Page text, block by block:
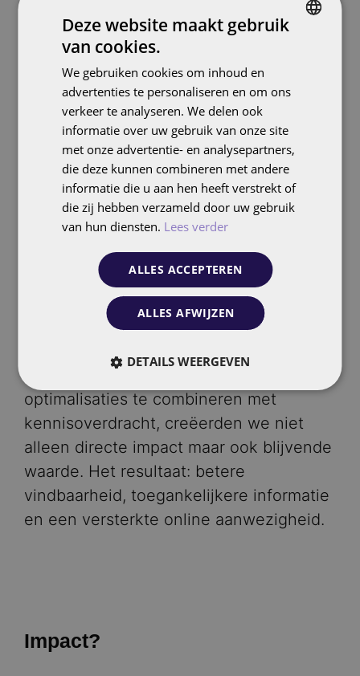
informatie over wegwerkzaamheden, waterstanden
en projectplanning. Door nauw samen te werken
met het scrumteam en SEO-trainingen te
verzorgen, werd de kennis direct in de organisatie
verankerd.
Result?
Betere vindbaarheid en blijvende waarde
De samenwerking met Rijkswaterstaat
overtreffen. Door strategische
optimalisaties te combineren met
kennisoverdracht, creëerden we niet
alleen directe impact maar ook blijvende
waarde. Het resultaat: betere
vindbaarheid, toegankelijkere informatie
en een versterkte online aanwezigheid.
Impact?
Deze website maakt gebruik
van cookies.
We gebruiken cookies om inhoud en
advertenties te personaliseren en om ons
verkeer te analyseren. We delen ook
informatie over uw gebruik van onze site
met onze advertentie- en analysepartners,
die deze kunnen combineren met andere
informatie die u aan hen heeft verstrekt of
die zij hebben verzameld door uw gebruik
van hun diensten. Lees verder
ALLES ACCEPTEREN
ALLES AFWIJZEN
DETAILS WEERGEVEN